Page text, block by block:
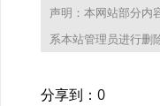
声明：本网站部分内
系本站管理员进行删
分享到： 0